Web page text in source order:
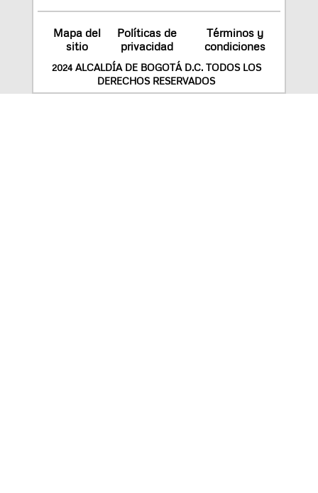
Mapa del
sitio
Políticas de
privacidad
Términos y
condiciones
2024 ALCALDÍA DE BOGOTÁ D.C. TODOS LOS
DERECHOS RESERVADOS